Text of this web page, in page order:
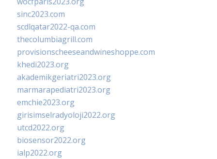
sinc2023.com
scdlqatar2022-qa.com
thecolumbiagrill.com
provisionscheeseandwineshoppe.com
khedi2023.org
akademikgeriatri2023.org
marmarapediatri2023.org
emchie2023.org
girisimselradyoloji2022.org
utcd2022.org
biosensor2022.org
ialp2022.org